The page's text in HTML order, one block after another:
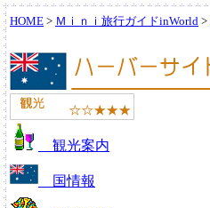
HOME > Ｍｉｎｉ旅行ガイドinWorld >
観光案内
国情報